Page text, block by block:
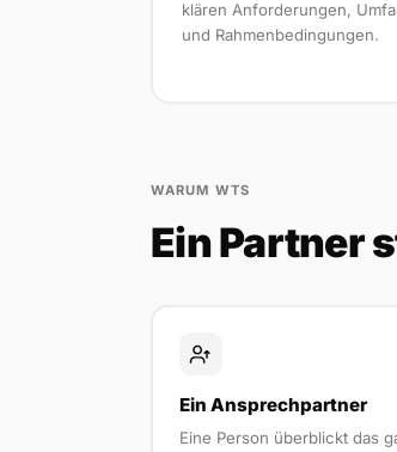
klären Anforderungen,
und Rahmenbedingungen.
WARUM WTS
Ein Partner
Ein Ansprechpartner
Eine Person überblickt das